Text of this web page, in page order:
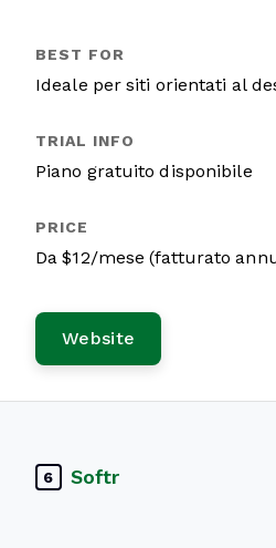
Ideale per siti orientati al
Piano gratuito disponibile
Da $12/mese (fatturato
Website
6 Softr